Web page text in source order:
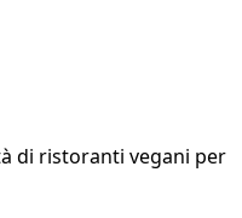
di ristoranti vegani per